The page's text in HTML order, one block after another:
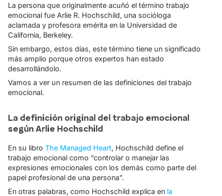
La persona que originalmente acuñó el término trabajo
emocional fue Arlie R. Hochschild, una socióloga
aclamada y profesora emérita en la Universidad de
California, Berkeley.
Sin embargo, estos días, este término tiene un significado
más amplio porque otros expertos han estado
desarrollándolo.
Vamos a ver un resumen de las definiciones del trabajo
emocional.
La definición original del trabajo emocional
según Arlie Hochschild
En su libro The Managed Heart, Hochschild define el
trabajo emocional como “controlar o manejar las
expresiones emocionales con los demás como parte del
papel profesional de una persona”.
En otras palabras, como Hochschild explica en la